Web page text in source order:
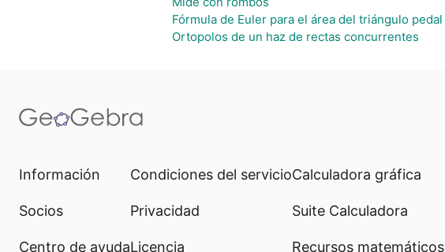
Fórmula de Euler para el área del triángulo pedal
Ortopolos de un haz de rectas concurrentes
Información
Socios
Centro de ayuda
Condiciones del servicio
Privacidad
Licencia
Calculadora gráfica
Suite Calculadora
Recursos matemáticos